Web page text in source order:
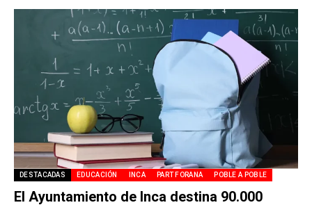
DESTACADAS EDUCACIÓN INCA PART FORANA POBLE A POBLE
El Ayuntamiento de Inca destina 90.000